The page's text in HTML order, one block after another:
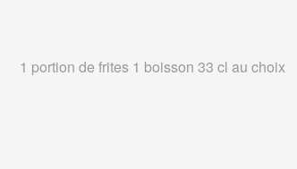
1 portion de frites 1 boisson 33 cl au choix